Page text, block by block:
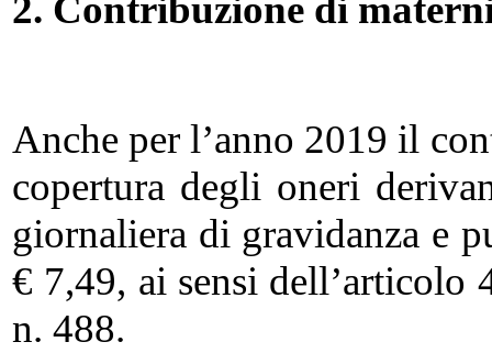
2. Contribuzione di
Anche per l’anno 2019 il
copertura degli oneri
giornaliera di gravidanza e
€ 7,49, ai sensi dell’articolo
n. 488.